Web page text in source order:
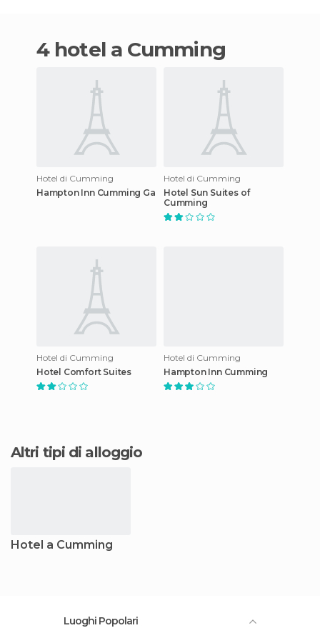
4 hotel a Cumming
Hotel di Cumming
Hampton Inn Cumming Ga
Hotel di Cumming
Hotel Sun Suites of
Cumming
Hotel di Cumming
Hotel Comfort Suites
Hotel di Cumming
Hampton Inn Cumming
Altri tipi di alloggio
Hotel a Cumming
Luoghi Popolari